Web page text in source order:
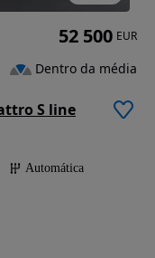
S line
Automática
52 500 EUR
Dentro da média